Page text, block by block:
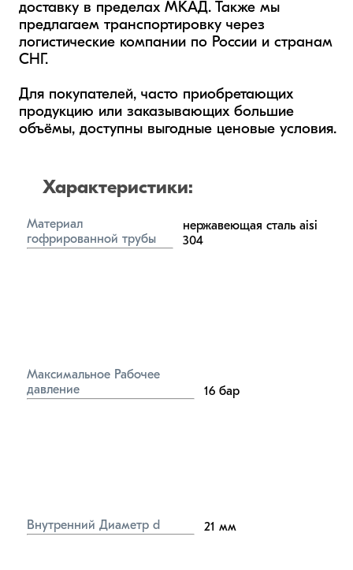
доставку в пределах МКАД. Также мы
предлагаем транспортировку через
логистические компании по России и странам
СНГ.
Для покупателей, часто приобретающих
продукцию или заказывающих большие
объёмы, доступны выгодные ценовые условия.
Характеристики:
Материал
гофрированной трубы
нержавеющая сталь aisi
304
Максимальное Рабочее
давление
16 бар
Внутренний Диаметр d 21 мм